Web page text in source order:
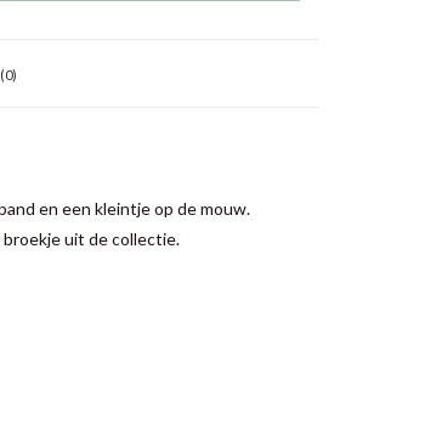
(0)
en een kleintje op de mouw.
uit de collectie.